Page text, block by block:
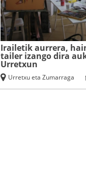
Irailetik aurrera,
tailer izango dira
Urretxun
Urretxu eta Zumarraga